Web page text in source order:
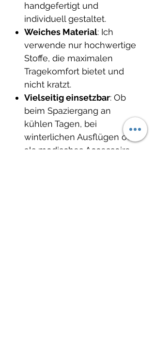
handgefertigt und
individuell gestaltet.
Weiches Material: Ich
verwende nur hochwertige
Stoffe, die maximalen
Tragekomfort bietet und
nicht kratzt.
Vielseitig einsetzbar: Ob
beim Spaziergang an
kühlen Tagen, bei
winterlichen Ausflügen oder
als modisches Accessoire –